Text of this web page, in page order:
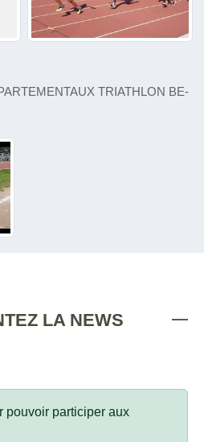
TRIATHLON BE-
LA NEWS
pouvoir participer aux